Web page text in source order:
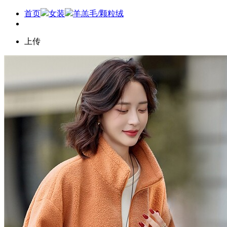
首页 女装 羊羔毛/颗粒绒
上传